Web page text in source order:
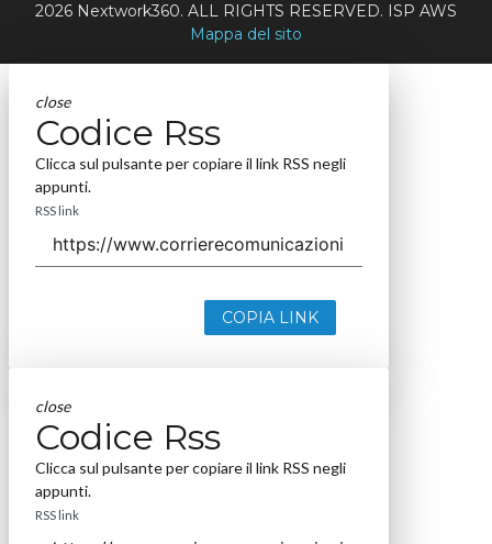
2026 Nextwork360. ALL RIGHTS RESERVED. ISP AWS
Mappa del sito
close
Codice Rss
Clicca sul pulsante per copiare il link RSS negli
appunti.
RSS link
COPIA LINK
close
Codice Rss
Clicca sul pulsante per copiare il link RSS negli
appunti.
RSS link